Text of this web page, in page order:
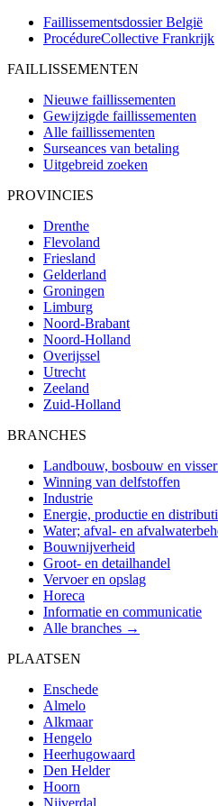
Faillissementsdossier België
ProcédureCollective Frankrijk
FAILLISSEMENTEN
Nieuwe faillissementen
Gewijzigde faillissementen
Alle faillissementen
Surseances van betaling
Uitgebreid zoeken
PROVINCIES
Drenthe
Flevoland
Friesland
Gelderland
Groningen
Limburg
Noord-Brabant
Noord-Holland
Overijssel
Utrecht
Zeeland
Zuid-Holland
BRANCHES
Landbouw, bosbouw en
Winning van delfstoffen
Industrie
Energie, productie en
Water; afval- en
Bouwnijverheid
Groot- en detailhandel
Vervoer en opslag
Horeca
Informatie en communicatie
Alle branches →
PLAATSEN
Enschede
Almelo
Alkmaar
Hengelo
Heerhugowaard
Den Helder
Hoorn
Nijverdal